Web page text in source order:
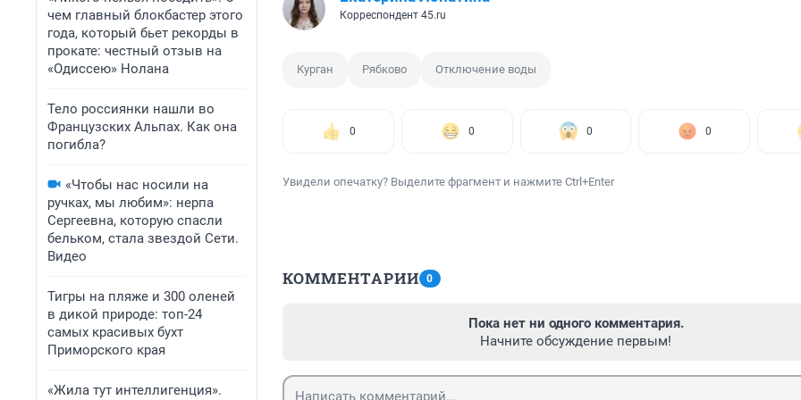
чем главный блокбастер этого
года, который бьет рекорды в
прокате: честный отзыв на
«Одиссею» Нолана
Тело россиянки нашли во
Французских Альпах. Как она
погибла?
«Чтобы нас носили на
ручках, мы любим»: нерпа
Сергеевна, которую спасли
бельком, стала звездой Сети.
Видео
Тигры на пляже и 300 оленей
в дикой природе: топ-24
самых красивых бухт
Приморского края
«Жила тут интеллигенция».
Корреспондент 45.ru
Курган Рябково Отключение воды
0 0 0 0
Увидели опечатку? Выделите фрагмент и нажмите Ctrl+Enter
КОММЕНТАРИИ 0
Пока нет ни одного комментария.
Начните обсуждение первым!